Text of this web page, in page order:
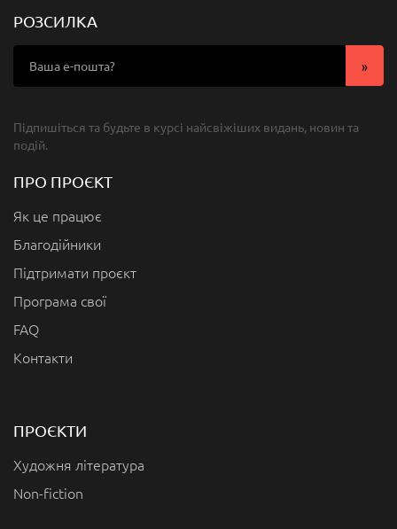
РОЗСИЛКА
Підпишіться та будьте в курсі найсвіжіших видань, новин та
подій.
ПРО ПРОЄКТ
Як це працює
Благодійники
Підтримати проєкт
Програма свої
FAQ
Контакти
ПРОЄКТИ
Художня література
Non-fiction